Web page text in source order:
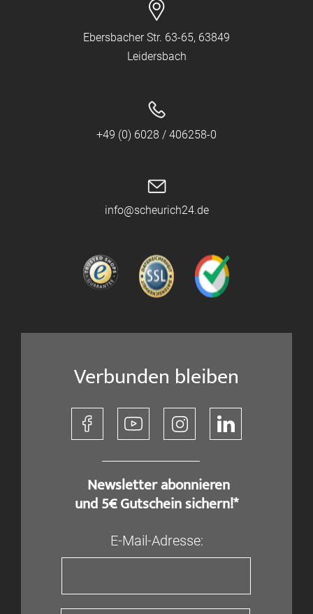
Ebersbacher Str. 63-65, 63849
Leidersbach
+49 (0) 6028 / 406258-0
info@scheurich24.de
Verbunden bleiben
​ Newsletter abonnieren
und 5€ Gutschein sichern!*
E-Mail-Adresse: